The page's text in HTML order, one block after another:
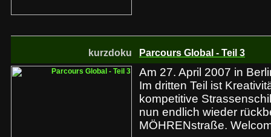
kurzdoku Parcours Global - Teil 3
Am 27. April 2007 in
Im dritten Teil ist
kompetitive
nun endlich wieder
MÖHRENstraße.